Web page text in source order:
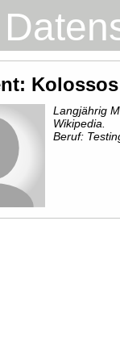
Kolossos
Langjährig
Wikipedia.
Beruf: